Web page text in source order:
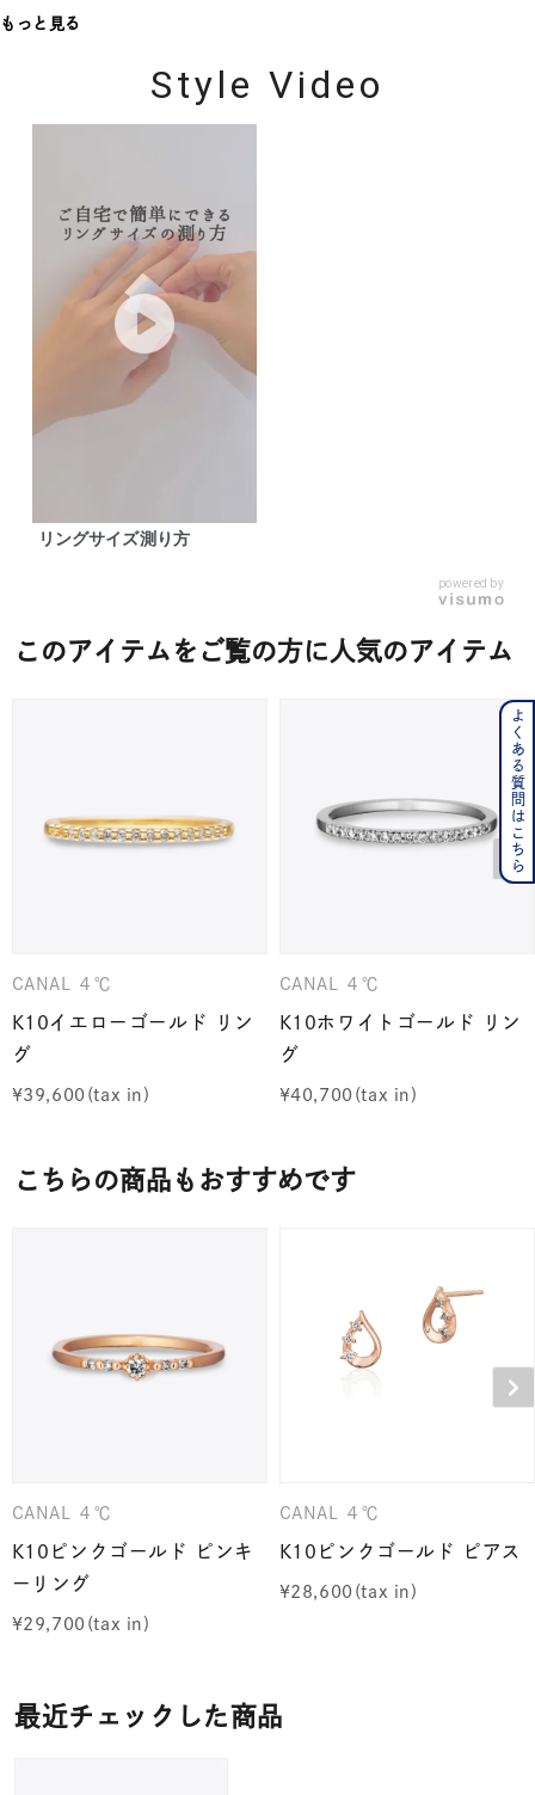
もっと見る
Style Video
リングサイズ測り方
powered by
このアイテムをご覧の方に人気のアイテム
CANAL ４℃
K10イエローゴールド リン
グ
¥39,600
CANAL ４℃
K10ホワイトゴールド リン
グ
¥40,700
こちらの商品もおすすめです
CANAL ４℃
K10ピンクゴールド ピンキ
ーリング
¥29,700
CANAL ４℃
K10ピンクゴールド ピアス
¥28,600
最近チェックした商品
よくある質問はこちら